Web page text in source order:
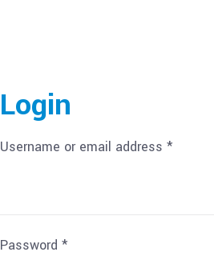
Login
Username or email address *
Password *